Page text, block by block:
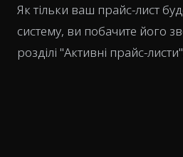
Як тільки ваш прайс-лист
систему, ви побачите його
розділі "Активні прайс-